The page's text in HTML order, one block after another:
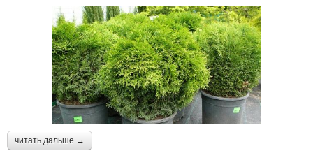
читать дальше →